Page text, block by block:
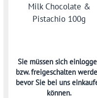
Milk Chocolate &
Pistachio 100g
Sie müssen sich
bzw. freigeschalten
bevor Sie bei uns
können.